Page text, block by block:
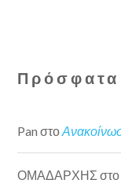
Πρόσφατα
Pan στο
ΟΜΑΔΑΡΧΗΣ στο